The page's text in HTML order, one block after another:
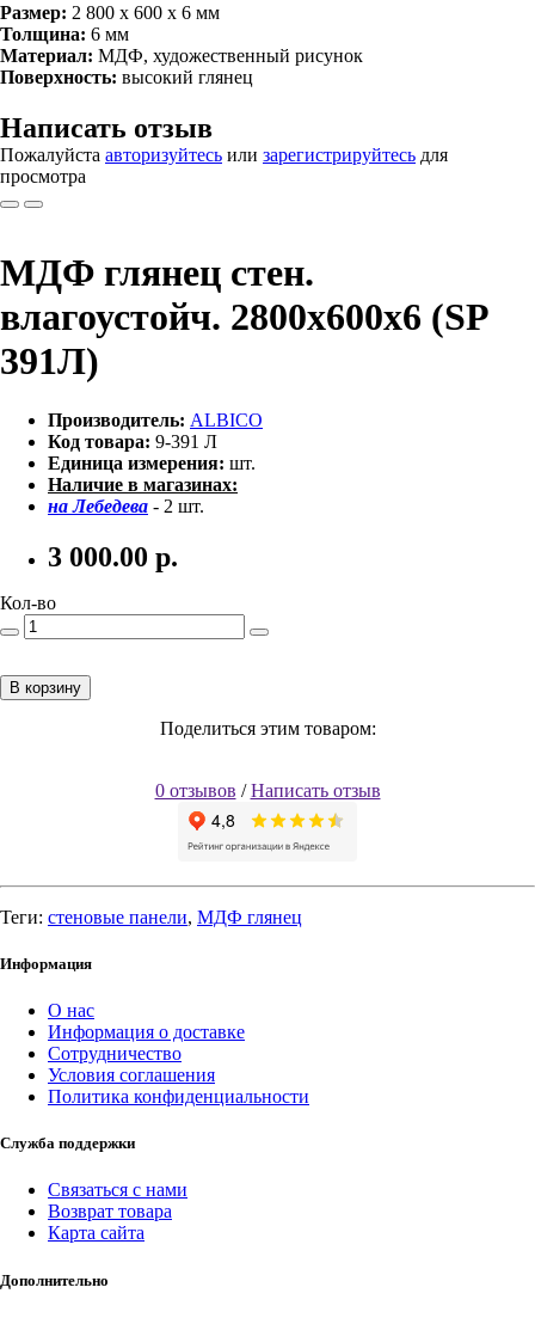
Размер: 2 800 х 600 x 6 мм
Толщина: 6 мм
Материал: МДФ, художественный рисунок
Поверхность: высокий глянец
Написать отзыв
Пожалуйста авторизуйтесь или зарегистрируйтесь для
просмотра
МДФ глянец стен.
влагоустойч. 2800х600х6 (SP
391Л)
Производитель: ALBICO
Код товара: 9-391 Л
Единица измерения: шт.
Наличие в магазинах:
на Лебедева - 2 шт.
3 000.00 р.
Кол-во
В корзину
Поделиться этим товаром:
0 отзывов /Написать отзыв
Теги: стеновые панели, МДФ глянец
Информация
О нас
Информация о доставке
Сотрудничество
Условия соглашения
Политика конфиденциальности
Служба поддержки
Связаться с нами
Возврат товара
Карта сайта
Дополнительно